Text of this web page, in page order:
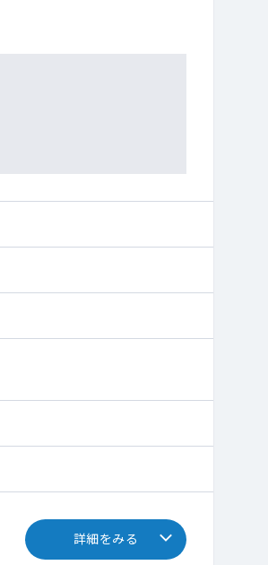
詳細をみる